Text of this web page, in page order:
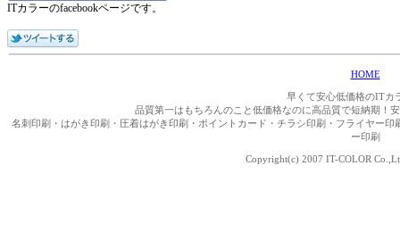
ITカラーのfacebookページです。
HOME
早くて安心低価格のITカ
品質第一はもちろんのこと低価格なのに高品質で短納期！
名刺印刷・はがき印刷・圧着はがき印刷・ポイントカード・チラシ印刷・フライヤー
ー印刷
Copyright(c) 2007 IT-COLOR